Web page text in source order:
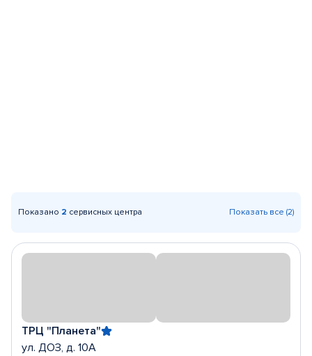
Показано 2 сервисных центра Показать все (2)
ТРЦ "Планета"
ул. ДОЗ, д. 10А